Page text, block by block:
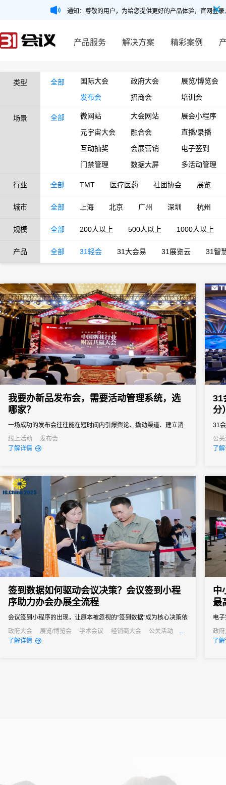
通知：尊敬的用户，为给您提供更好的产品体验，官网登
产品服务 解决方案 精彩案例
类型 全部 国际大会 政府大会
展览/博览会
发布会
招商会 培训会
场景 全部 微网站 大会网站
展会小程序
元宇宙大会
融合会
直播/录播
互动抽奖
会展营销
电子签到
门禁管理
数据大屏 多活动管理
行业 全部 TMT 医疗医药 社团协会 展览
城市 全部 上海 北京 广州 深圳 杭州
规模 全部 200人以上 500人以上 1000人以上
产品 全部 31轻会 31大会易 31展览云 31智
我要办新品发布会，需要活动管理系统，选
哪家？
一场成功的发布会往往能在短时间内引爆舆论、撬动渠道、建立消
费者认知。然而对于主办方来说，新品发布会也是一场“高难度战
役”，稍有不慎就可能影响传播效果。选择一款真正懂新品发布会场
能...
线上活动
发布会
了解详情
31
分
31
公
了
签到数据如何驱动会议决策？会议签到小程
序助力办会办展全流程
会议签到小程序的出现，让原本被忽视的“签到数据”成为核心决策依
据，从会前筹备到会后复盘，全方位提升办会效率与质量。
政府大会 展览/博览会 学术会议 经销商大会
公关活动
发布会
了解详情
中
最
电
计
通
政
公
了